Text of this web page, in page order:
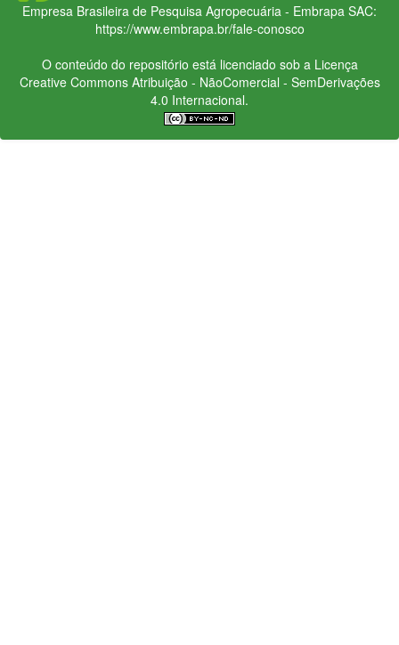
Empresa Brasileira de Pesquisa Agropecuária - Embrapa SAC:
https://www.embrapa.br/fale-conosco
O conteúdo do repositório está licenciado sob a Licença
Creative CommonsAtribuição - NãoComercial - SemDerivações
4.0 Internacional.